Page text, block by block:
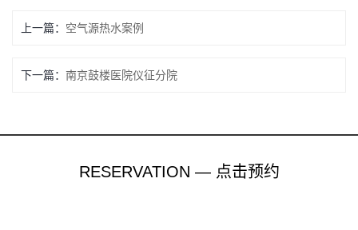
上一篇： 空气源热水案例
下一篇： 南京鼓楼医院仪征分院
RESERVATION — 点击预约